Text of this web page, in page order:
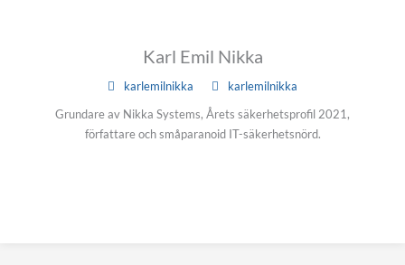
Karl Emil Nikka
karlemilnikka
karlemilnikka
Grundare av Nikka Systems, Årets säkerhetsprofil 2021,
författare och småparanoid IT-säkerhetsnörd.